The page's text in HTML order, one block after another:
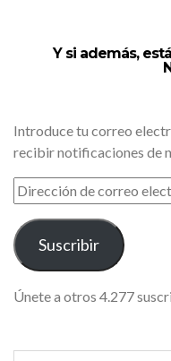
Y si además,
Introduce tu correo
recibir notificaciones de
DIRECCIÓN
DE
CORREO
ELECTRÓNICO
Suscribir
Únete a otros 4.277